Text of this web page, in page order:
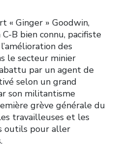
« Ginger » Goodwin,
B bien connu, pacifiste
des
le secteur minier
par un agent de
selon un grand
son militantisme
grève générale du
travailleuses et les
outils pour aller